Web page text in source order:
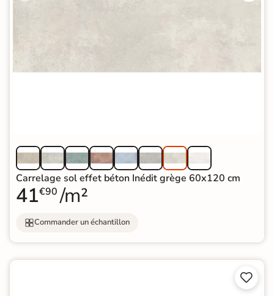
Carrelage sol effet béton Inédit grège 60x120 cm
41€90 /m²
Commander un échantillon

